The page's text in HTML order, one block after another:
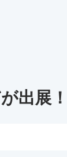
出展！